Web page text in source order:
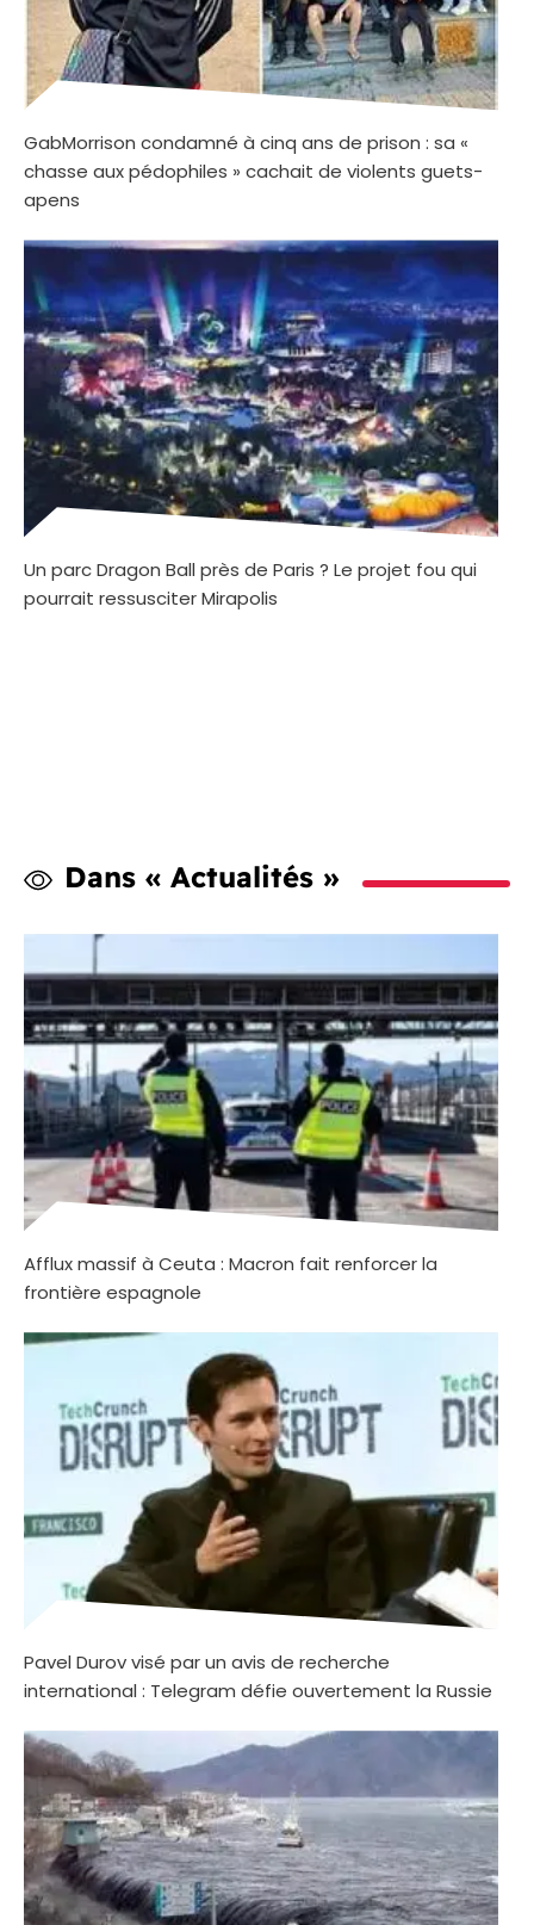
GabMorrison condamné à cinq ans de prison : sa «
chasse aux pédophiles » cachait de violents guets-
apens
Un parc Dragon Ball près de Paris ? Le projet fou qui
pourrait ressusciter Mirapolis
Dans « Actualités »
Afflux massif à Ceuta : Macron fait renforcer la
frontière espagnole
Pavel Durov visé par un avis de recherche
international : Telegram défie ouvertement la Russie